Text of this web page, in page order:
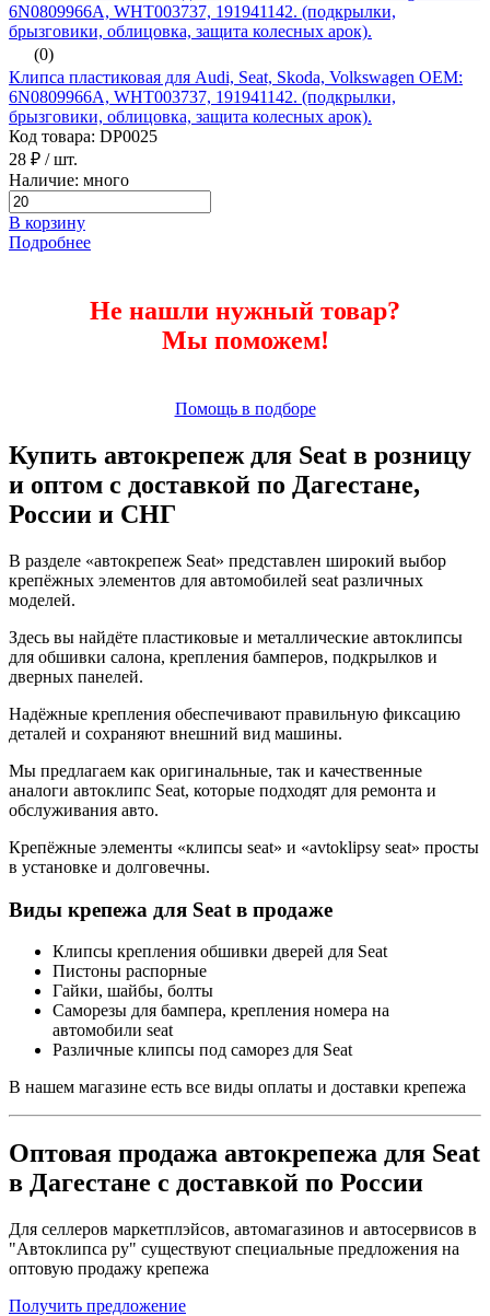
(0)
Клипса пластиковая для Audi, Seat, Skoda, Volkswagen ОЕМ:
6N0809966A, WHT003737, 191941142. (подкрылки,
брызговики, облицовка, защита колесных арок).
Код товара: DP0025
28 ₽ / шт.
Наличие: много
В корзину
Подробнее
Не нашли нужный товар?
Мы поможем!
Помощь в подборе
Купить автокрепеж для Seat в розницу
и оптом с доставкой по Дагестане,
России и СНГ
В разделе «автокрепеж Seat» представлен широкий выбор
крепёжных элементов для автомобилей seat различных
моделей.
Здесь вы найдёте пластиковые и металлические автоклипсы
для обшивки салона, крепления бамперов, подкрылков и
дверных панелей.
Надёжные крепления обеспечивают правильную фиксацию
деталей и сохраняют внешний вид машины.
Мы предлагаем как оригинальные, так и качественные
аналоги автоклипс Seat, которые подходят для ремонта и
обслуживания авто.
Крепёжные элементы «клипсы seat» и «avtoklipsy seat» просты
в установке и долговечны.
Виды крепежа для Seat в продаже
Клипсы крепления обшивки дверей для Seat
Пистоны распорные
Гайки, шайбы, болты
Саморезы для бампера, крепления номера на
автомобили seat
Различные клипсы под саморез для Seat
В нашем магазине есть все виды оплаты и доставки крепежа
Оптовая продажа автокрепежа для Seat
в Дагестане с доставкой по России
Для селлеров маркетплэйсов, автомагазинов и автосервисов в
"Автоклипса ру" существуют специальные предложения на
оптовую продажу крепежа
Получить предложение